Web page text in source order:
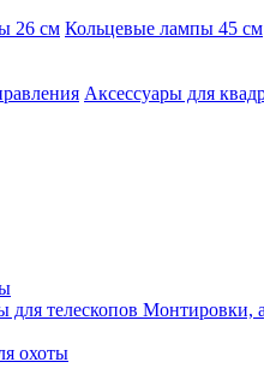
26 см Кольцевые лампы 45 см
Аксессуары для
для телескопов Монтировки,
охоты